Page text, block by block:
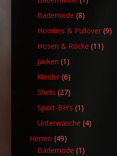
Bademode 88
Produkte
Hoodies & Pullover 99
Hosen & Röcke 11 11
Jacken 1 1
Produkt
Kleider 66
Produkte
Shirts 2727
Produkte
Sport-BH's 1 1
Produkt
Unterwäsche 44
Herren 4949
Produkte
Bademode 1 1